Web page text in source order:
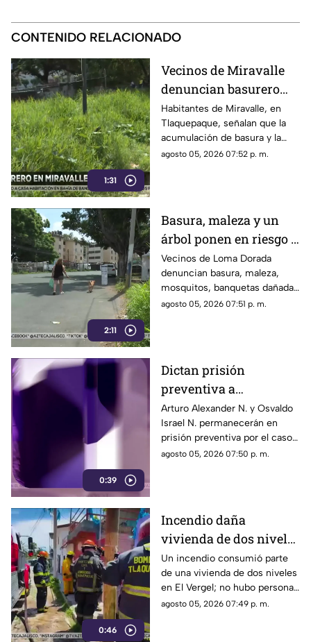
CONTENIDO RELACIONADO
1:31
Vecinos de Miravalle
denuncian basurero
clandestino y falta de
seguridad vial en la
colonia
Habitantes de Miravalle, en
Tlaquepaque, señalan que la
acumulación de basura y la
falta de infraestructura vial
agosto 05, 2026 07:52 p. m.
2:11
Basura, maleza y un
árbol ponen en riesgo a
vecinos de Loma
Dorada
Vecinos de Loma Dorada
denuncian basura, maleza,
mosquitos, banquetas dañadas
y un árbol que afecta una
agosto 05, 2026 07:51 p. m.
0:39
Dictan prisión
preventiva a
implicados en caso de
Vaquita
Arturo Alexander N. y Osvaldo
Israel N. permanecerán en
prisión preventiva por el caso
de Vaquita, mientras continúa
agosto 05, 2026 07:50 p. m.
0:46
Incendio daña
vivienda de dos niveles
en la colonia El Vergel
Un incendio consumió parte
de una vivienda de dos niveles
en El Vergel; no hubo personas
lesionadas y se evitó que el
agosto 05, 2026 07:49 p. m.